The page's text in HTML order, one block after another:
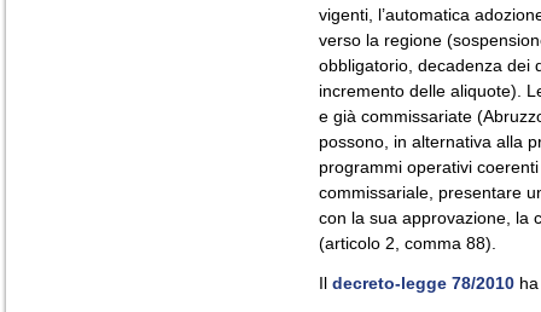
vigenti, l’automatica
verso la regione
obbligatorio, decadenza dei
incremento delle aliquote).
e già commissariate
possono, in alternativa alla
programmi operativi
commissariale, presentare
con la sua approvazione, la
(articolo 2, comma 88).
Il decreto-legge 78/2010